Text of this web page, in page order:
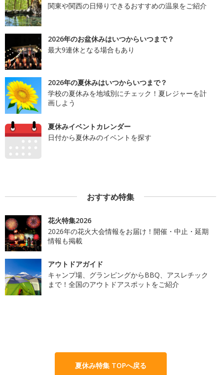
関東や関西の日帰りできるおすすめの温泉をご紹介
2026年のお盆休みはいつからいつまで？
最大9連休となる場合もあり
2026年の夏休みはいつからいつまで？
学校の夏休みを地域別にチェック！夏レジャーを計
画しよう
夏休みイベントカレンダー
日付から夏休みのイベントを探す
おすすめ特集
花火特集2026
2026年の花火大会情報をお届け！開催・中止・延期
情報も掲載
アウトドアガイド
キャンプ場、グランピングからBBQ、アスレチック
まで！全国のアウトドアスポットをご紹介
夏休み特集 TOPへ戻る